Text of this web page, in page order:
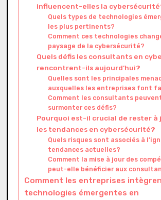
influencent-elles la
Quels types de technologies
les plus pertinents?
Comment ces technologies
paysage de la cybersécurité?
Quels défis les consultants en
rencontrent-ils aujourd’hui?
Quelles sont les principales
auxquelles les entreprises font
Comment les consultants
surmonter ces défis?
Pourquoi est-il crucial de rester à
les tendances en cybersécurité?
Quels risques sont associés à
tendances actuelles?
Comment la mise à jour des
peut-elle bénéficier aux
Comment les entreprises
technologies émergentes en